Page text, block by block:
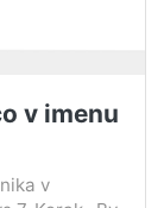
v imenu
v